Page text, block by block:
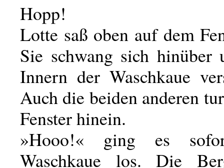
Hopp!
Lotte saß oben auf dem
Sie schwang sich
Innern der Waschkaue
Auch die beiden anderen
Fenster hinein.
»Hooo!« ging es
Waschkaue los. Die